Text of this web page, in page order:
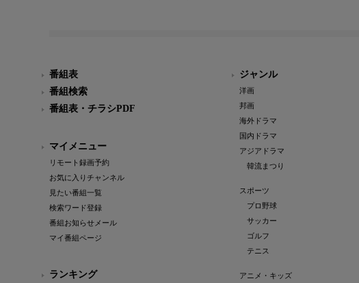
番組表
番組検索
番組表・チラシPDF
マイメニュー
リモート録画予約
お気に入りチャンネル
見たい番組一覧
検索ワード登録
番組お知らせメール
マイ番組ページ
ランキング
ジャンル
洋画
邦画
海外ドラマ
国内ドラマ
アジアドラマ
韓流まつり
スポーツ
プロ野球
サッカー
ゴルフ
テニス
アニメ・キッズ